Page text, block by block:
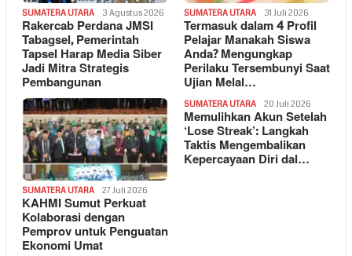
SUMATERA UTARA 3 Agustus 2026
Rakercab Perdana JMSI
Tabagsel, Pemerintah
Tapsel Harap Media Siber
Jadi Mitra Strategis
Pembangunan
SUMATERA UTARA 31 Juli 2026
Termasuk dalam 4 Profil
Pelajar Manakah Siswa
Anda? Mengungkap
Perilaku Tersembunyi Saat
Ujian Melal…
SUMATERA UTARA 27 Juli 2026
KAHMI Sumut Perkuat
Kolaborasi dengan
Pemprov untuk Penguatan
Ekonomi Umat
SUMATERA UTARA 20 Juli 2026
Memulihkan Akun Setelah
‘Lose Streak’: Langkah
Taktis Mengembalikan
Kepercayaan Diri dal…